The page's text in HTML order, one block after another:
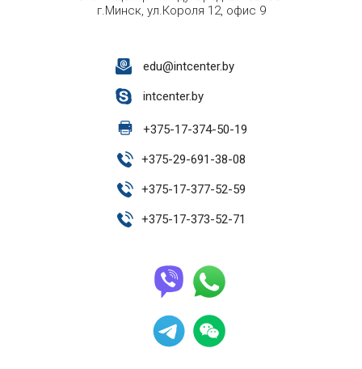
г.Минск, ул.Короля 12, офис 9
edu@intcenter.by
intcenter.by
+375-17-374-50-19
+375-29-691-38-08
+375-17-377-52-59
+375-17-373-52-71